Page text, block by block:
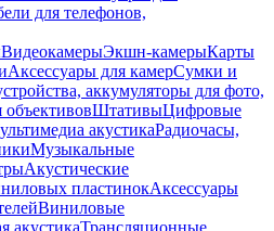
для телефонов,
ВидеокамерыЭкшн-камерыКарты
Аксессуары для камерСумки и
аккумуляторы для фото,
объективовШтативыЦифровые
акустикаРадиочасы,
Музыкальные
Акустические
пластинокАксессуары
Виниловые
акустикаТрансляционные